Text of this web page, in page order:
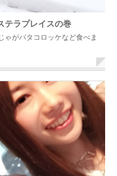
テラプレイスの巻
がバタコロッケなど食べま